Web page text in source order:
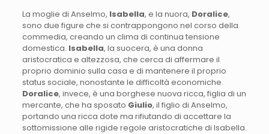
La moglie di Anselmo, Isabella, e la nuora, Doralice,
sono due figure che si contrappongono nel corso della
commedia, creando un clima di continua tensione
domestica. Isabella, la suocera, è una donna
aristocratica e altezzosa, che cerca di affermare il
proprio dominio sulla casa e di mantenere il proprio
status sociale, nonostante le difficoltà economiche.
Doralice, invece, è una borghese nuova ricca, figlia di un
mercante, che ha sposato Giulio, il figlio di Anselmo,
portando una ricca dote ma rifiutando di accettare la
sottomissione alle rigide regole aristocratiche di Isabella.